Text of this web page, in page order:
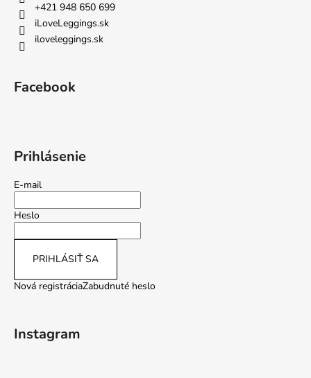
+421 948 650 699
iLoveLeggings.sk
iloveleggings.sk
Facebook
Prihlásenie
E-mail
Heslo
PRIHLÁSIŤ SA
Nová registráciaZabudnuté heslo
Instagram